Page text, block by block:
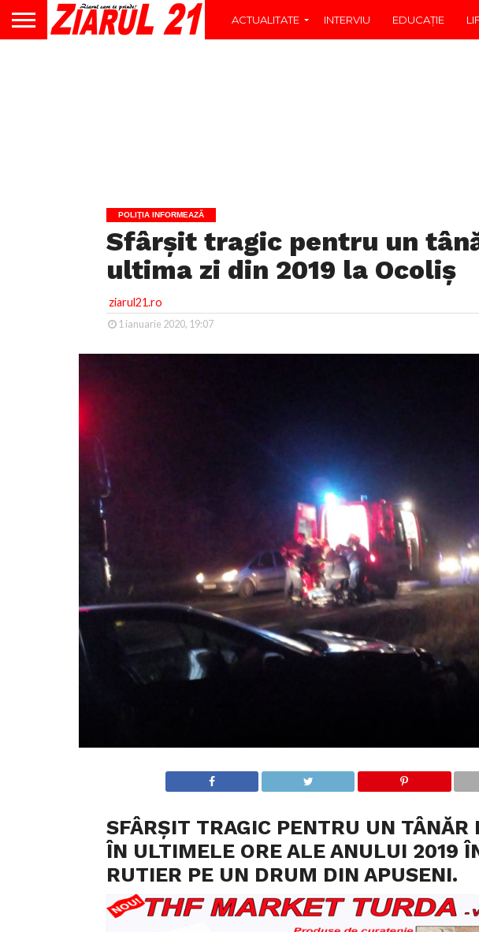
ACTUALITATE INTERVIU EDUCAŢIE
POLIŢIA INFORMEAZĂ
Sfârşit tragic pentru un
ultima zi din 2019 la Ocoliș
ziarul21.ro
1 ianuarie 2020, 19:07
SFÂRŞIT TRAGIC PENTRU UN
ÎN ULTIMELE ORE ALE ANULUI 2019
RUTIER PE UN DRUM DIN APUSENI.